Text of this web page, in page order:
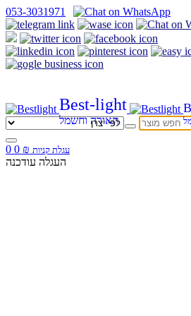
053-3031971
Best-light
תאורה וחשמל
0 עגלת קניות ₪
0
העגלה עודכנה